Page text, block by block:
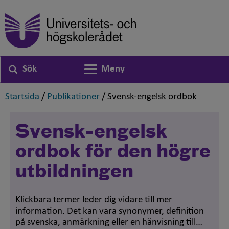
Sök
Växla navigering
Meny
Startsida ,
/ Publikationer ,
/ Svensk-engelsk ordbok
Svensk-engelsk
ordbok för den högre
utbildningen
Klickbara termer leder dig vidare till mer
information. Det kan vara synonymer, definition
på svenska, anmärkning eller en hänvisning till